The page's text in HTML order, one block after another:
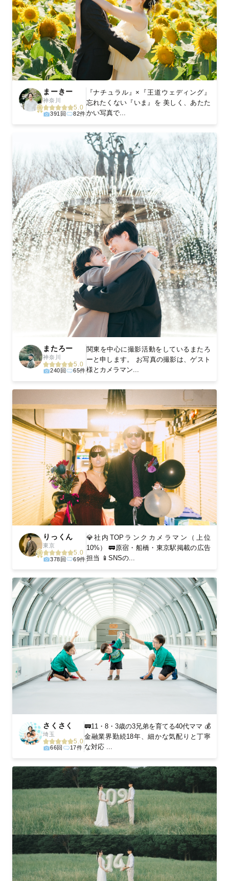
まーきー
神奈川
5.0
391回 82件
『ナチュラル』×『王道ウェディング』
忘れたくない『いま』を 美しく、あたた
かい写真で...
またろー
神奈川
5.0
240回 65件
関東を中心に撮影活動をしているまたろ
ーと申します。 お写真の撮影は、ゲスト
様とカメラマン...
りっくん
東京
5.0
378回 69件
💎社内TOPランクカメラマン（上位
10%） 🚃原宿・船橋・東京駅掲載の広告
担当 📱SNSの...
さくさく
埼玉
5.0
66回 17件
🚃11・8・3歳の3兄弟を育てる40代ママ 💰
金融業界勤続18年、細かな気配りと丁寧
な対応 ...